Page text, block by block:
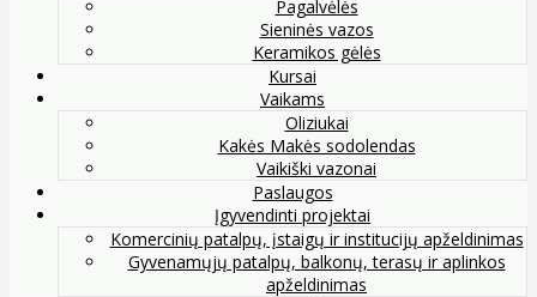
Pagalvėlės
Sieninės vazos
Keramikos gėlės
Kursai
Vaikams
Oliziukai
Kakės Makės sodolendas
Vaikiški vazonai
Paslaugos
Įgyvendinti projektai
Komercinių patalpų, įstaigų ir institucijų apželdinimas
Gyvenamųjų patalpų, balkonų, terasų ir aplinkos
apželdinimas